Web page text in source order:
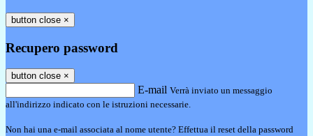
button close ×
Recupero password
button close ×
E-mail Verrà inviato un messaggio
all'indirizzo indicato con le istruzioni necessarie.
Non hai una e-mail associata al nome utente? Effettua il reset della password